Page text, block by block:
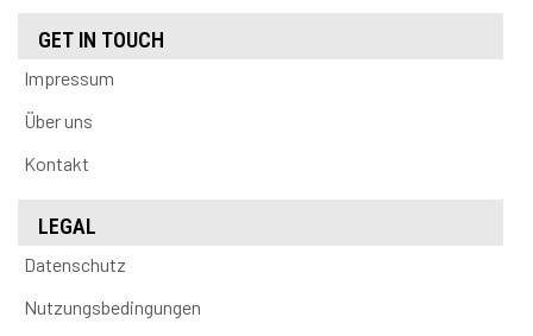
GET IN TOUCH
Impressum
Über uns
Kontakt
LEGAL
Datenschutz
Nutzungsbedingungen